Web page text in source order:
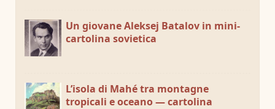
Un giovane Aleksej Batalov in mini-
cartolina sovietica
L’isola di Mahé tra montagne
tropicali e oceano — cartolina